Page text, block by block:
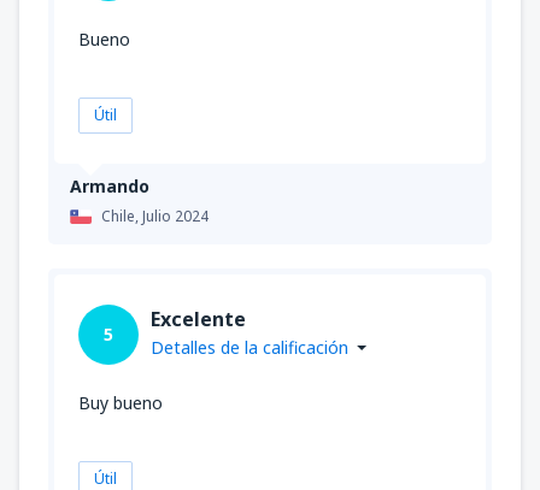
Armando
Chile,Julio 2024
Bueno
Útil
5
Excelente
Detalles de la calificación
Buy bueno
Útil